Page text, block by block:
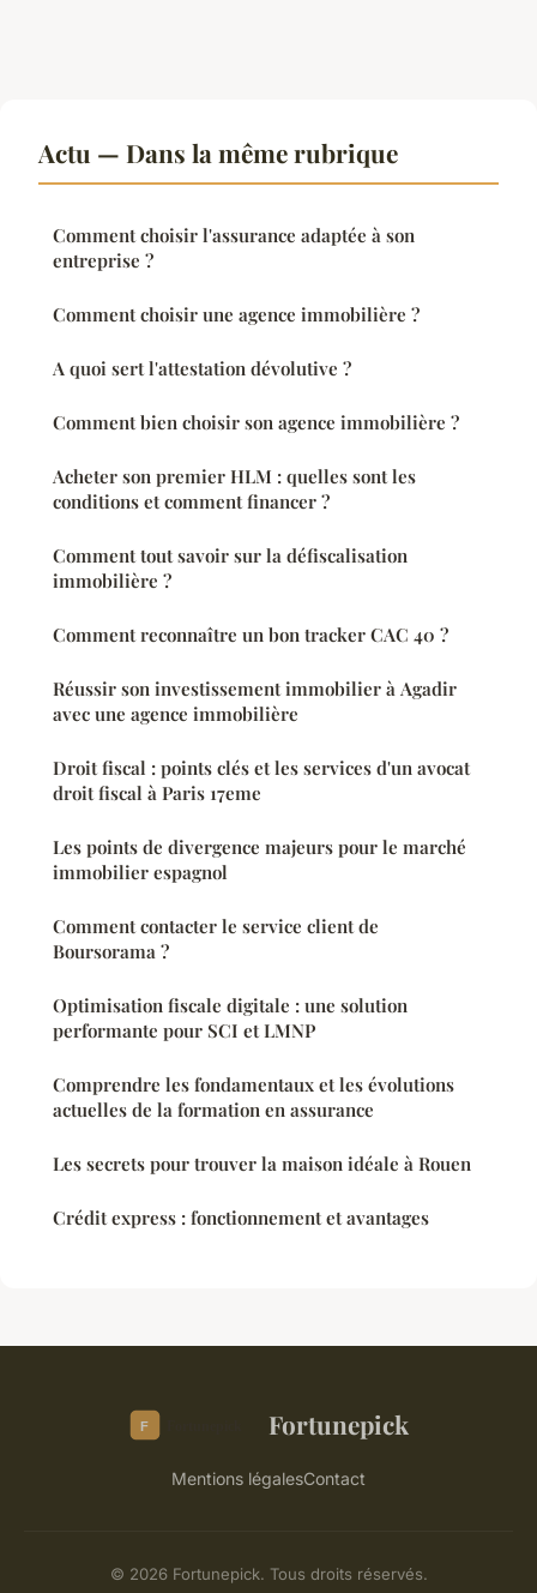
Actu — Dans la même rubrique
Comment choisir l'assurance adaptée à son
entreprise ?
Comment choisir une agence immobilière ?
A quoi sert l'attestation dévolutive ?
Comment bien choisir son agence immobilière ?
Acheter son premier HLM : quelles sont les
conditions et comment financer ?
Comment tout savoir sur la défiscalisation
immobilière ?
Comment reconnaître un bon tracker CAC 40 ?
Réussir son investissement immobilier à Agadir
avec une agence immobilière
Droit fiscal : points clés et les services d'un avocat
droit fiscal à Paris 17eme
Les points de divergence majeurs pour le marché
immobilier espagnol
Comment contacter le service client de
Boursorama ?
Optimisation fiscale digitale : une solution
performante pour SCI et LMNP
Comprendre les fondamentaux et les évolutions
actuelles de la formation en assurance
Les secrets pour trouver la maison idéale à Rouen
Crédit express : fonctionnement et avantages
Fortunepick
Mentions légalesContact
© 2026 Fortunepick. Tous droits réservés.